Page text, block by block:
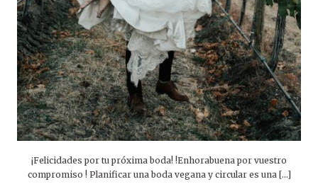
¡Felicidades por tu próxima boda! !Enhorabuena por vuestro
compromiso ! Planificar una boda vegana y circular es una […]